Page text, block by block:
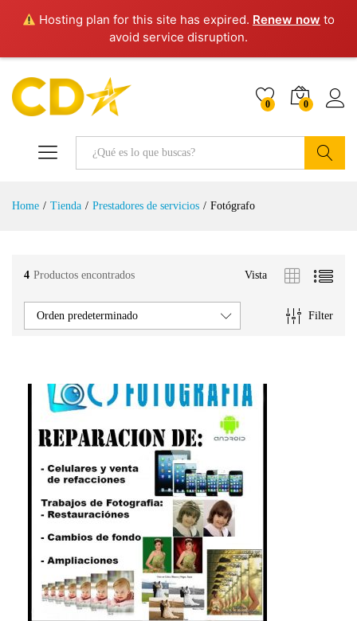
Hosting plan for this site has expired. Renew now to
avoid service disruption.
0 0
Home / Tienda / Prestadores de servicios / Fotógrafo
4 Productos encontrados Vista
Filter
Orden predeterminado